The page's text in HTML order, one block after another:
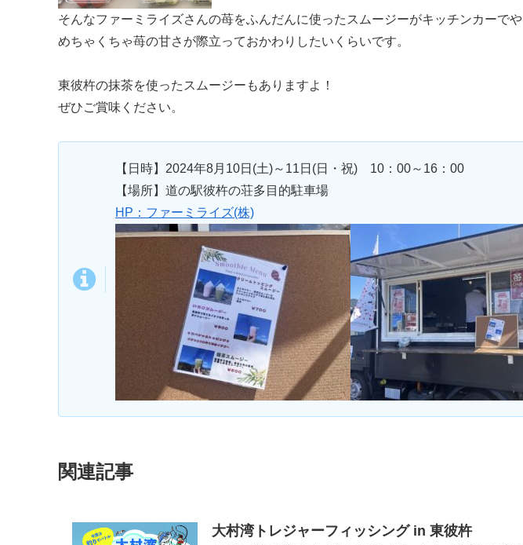
そんなファーミライズさんの苺をふんだんに使ったスムージーがキッチンカーでや
めちゃくちゃ苺の甘さが際立っておかわりしたいくらいです。
東彼杵の抹茶を使ったスムージーもありますよ！
ぜひご賞味ください。
【日時】2024年8月10日(土)～11日(日・祝) 10：00～16：00
【場所】道の駅彼杵の荘多目的駐車場
HP：ファーミライズ(株)
関連記事
大村湾トレジャーフィッシング in 東彼杵